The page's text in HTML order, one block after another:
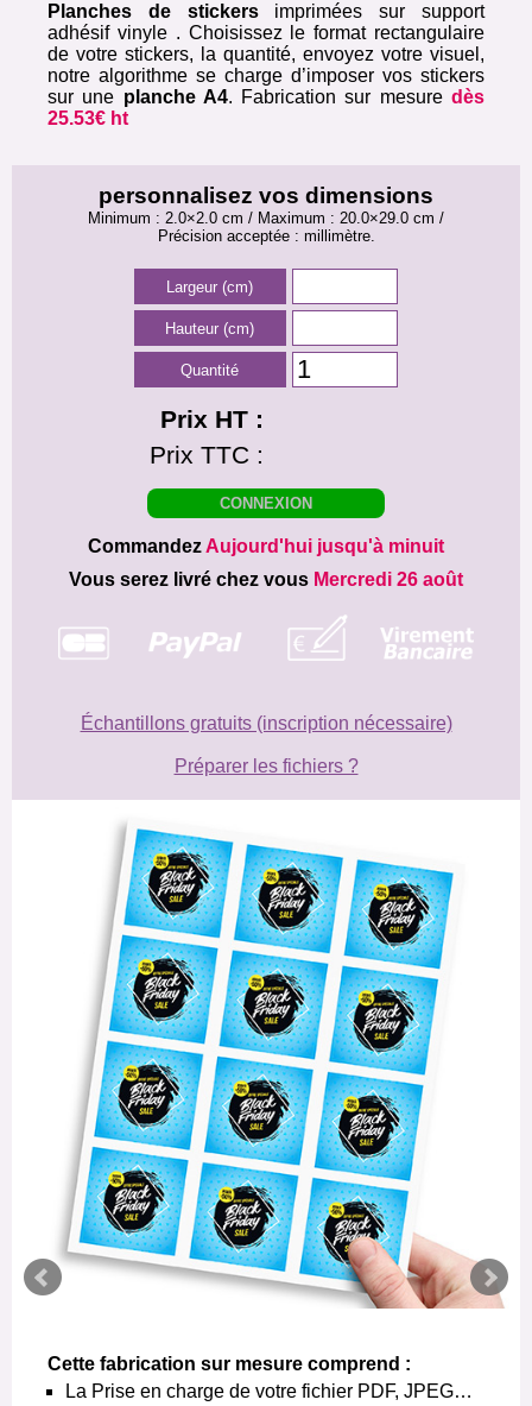
Planches de stickersimprimées sur support
adhésif vinyle . Choisissez le format rectangulaire
de votre stickers, la quantité, envoyez votre visuel,
notre algorithme se charge d’imposer vos stickers
sur une planche A4. Fabrication sur mesuredès
25.53€ ht
personnalisez vos dimensions
Minimum : 2.0×2.0 cm / Maximum : 20.0×29.0 cm /
Précision acceptée : millimètre.
Largeur (cm)
Hauteur (cm)
Quantité
Prix HT :
Prix TTC :
Commandez Aujourd'hui jusqu'à minuit
Vous serez livré chez vous Mercredi 26 août
Échantillons gratuits (inscription nécessaire)
Préparer les fichiers ?
Cette fabrication sur mesure comprend :
La Prise en charge de votre fichier PDF, JPEG…